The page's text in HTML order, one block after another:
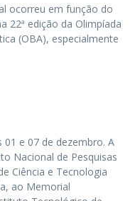
ocorreu em função do
22ª edição da Olimpíada
(OBA), especialmente
01 e 07 de dezembro. A
Nacional de Pesquisas
Ciência e Tecnologia
ao Memorial